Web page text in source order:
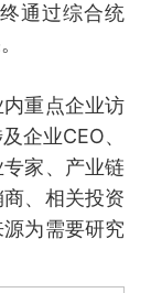
通过综合统
重点企业访
企业CEO、
家、产业链
、相关投资
为需要研究